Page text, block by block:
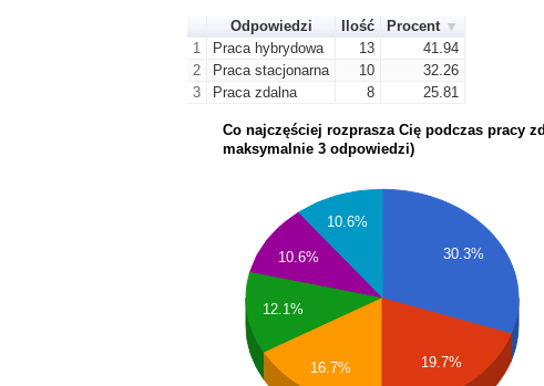
Odpowiedzi Ilość
Procent
1
Praca hybrydowa 13
41.94
2
Praca stacjonarna 10
32.26
3
Praca zdalna 8 25.81
Co najczęściej rozprasza Cię podczas pracy
maksymalnie 3 odpowiedzi)
30.3%
10.6%
10.6%
12.1%
16.7% 19.7%